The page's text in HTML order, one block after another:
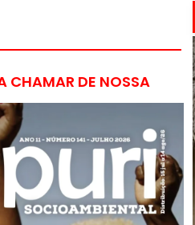
CHAMAR DE NOSSA